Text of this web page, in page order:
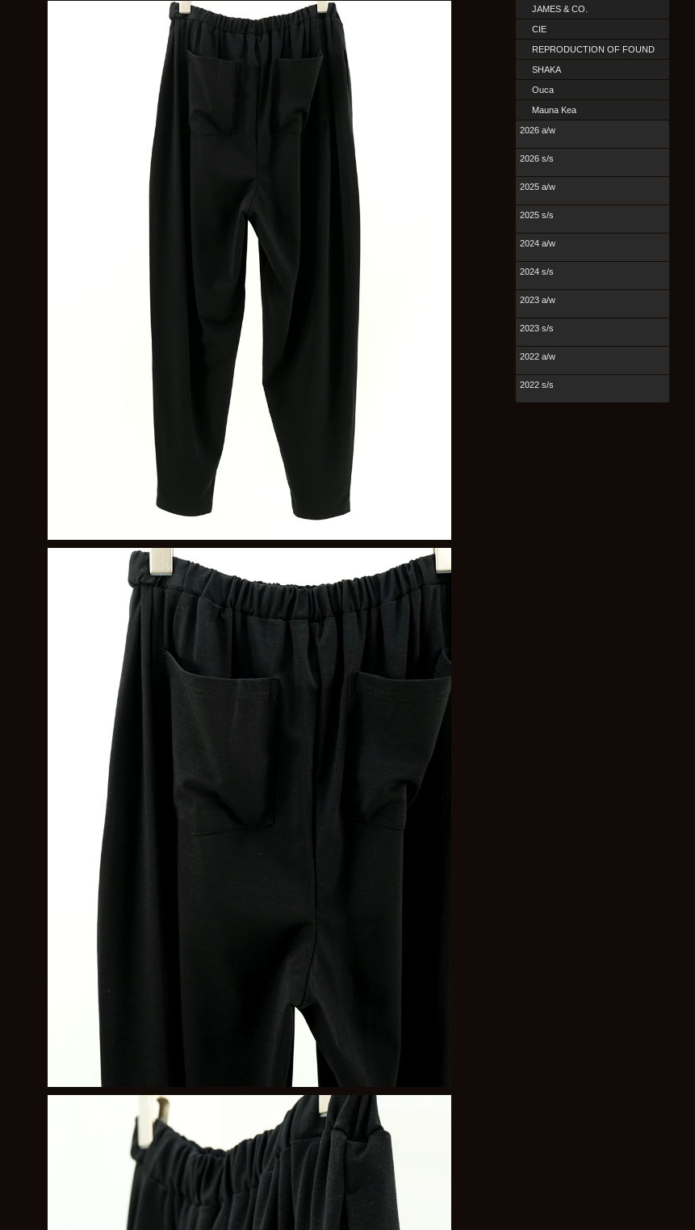
JAMES & CO.
CIE
REPRODUCTION OF FOUND
SHAKA
Ouca
Mauna Kea
2026 a/w
2026 s/s
2025 a/w
2025 s/s
2024 a/w
2024 s/s
2023 a/w
2023 s/s
2022 a/w
2022 s/s